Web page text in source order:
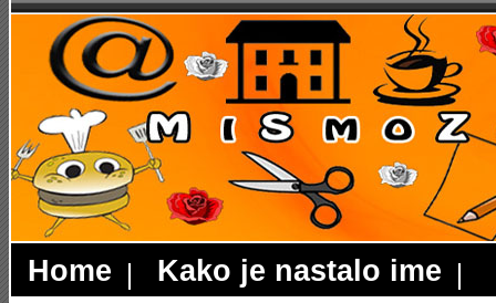
Home Kako je nastalo ime